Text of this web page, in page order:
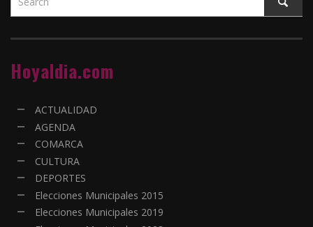
Hoyaldia.com
ACTUALIDAD
AGENDA
COMARCA
CULTURA
DEPORTES
Elecciones Municipales 2015
Elecciones Municipales 2019